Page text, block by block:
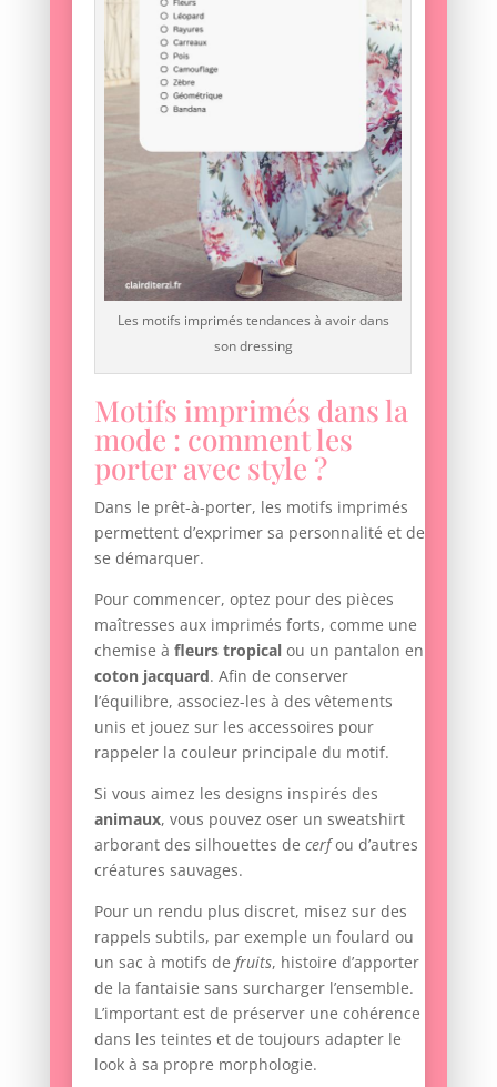
Les motifs imprimés tendances à avoir dans
son dressing
Motifs imprimés dans la
mode : comment les
porter avec style ?
Dans le prêt-à-porter, les motifs imprimés
permettent d’exprimer sa personnalité et de
se démarquer.
Pour commencer, optez pour des pièces
maîtresses aux imprimés forts, comme une
chemise à fleurs tropicalou un pantalon en
coton jacquard. Afin de conserver
l’équilibre, associez-les à des vêtements
unis et jouez sur les accessoires pour
rappeler la couleur principale du motif.
Si vous aimez les designs inspirés des
animaux, vous pouvez oser un sweatshirt
arborant des silhouettes de cerfou d’autres
créatures sauvages.
Pour un rendu plus discret, misez sur des
rappels subtils, par exemple un foulard ou
un sac à motifs de fruits, histoire d’apporter
de la fantaisie sans surcharger l’ensemble.
L’important est de préserver une cohérence
dans les teintes et de toujours adapter le
look à sa propre morphologie.